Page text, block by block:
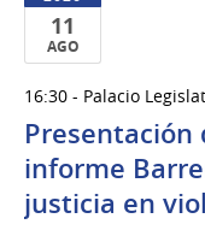
11
AGO
de
Ago
del
2026
16:30 - Palacio
Presentación
informe
justicia en